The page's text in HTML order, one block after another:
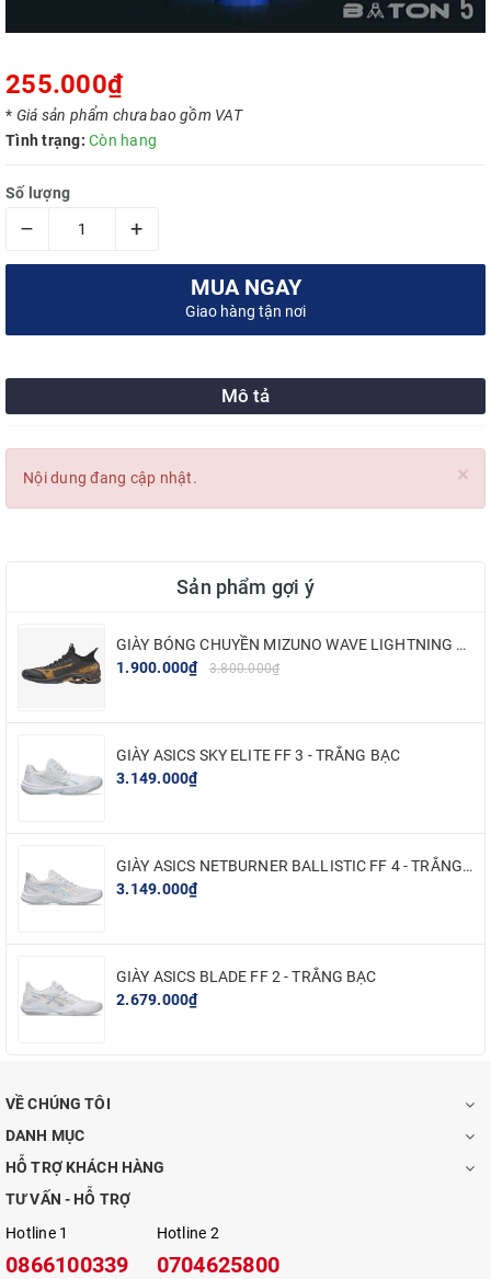
255.000₫
* Giá sản phẩm chưa bao gồm VAT
Tình trạng: Còn hang
Số lượng
– +
MUA NGAY
Giao hàng tận nơi
Mô tả
×
Nội dung đang cập nhật.
Sản phẩm gợi ý
GIÀY BÓNG CHUYỀN MIZUNO WAVE LIGHTNING NEO 2 - ĐEN VÀNG
1.900.000₫
3.800.000₫
GIÀY ASICS SKY ELITE FF 3 - TRẮNG BẠC
3.149.000₫
GIÀY ASICS NETBURNER BALLISTIC FF 4 - TRẮNG BẠC
3.149.000₫
GIÀY ASICS BLADE FF 2 - TRẮNG BẠC
2.679.000₫
VỀ CHÚNG TÔI
DANH MỤC
HỖ TRỢ KHÁCH HÀNG
TƯ VẤN - HỖ TRỢ
Hotline 1
0866100339
Hotline 2
0704625800